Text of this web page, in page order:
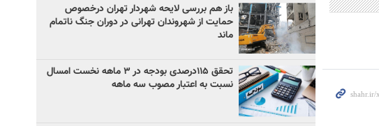
باز هم بررسی لایحه شهردار تهران درخصوص
حمایت از شهروندان تهرانی در دوران جنگ ناتمام
ماند
تحقق ۱۱۵درصدی بودجه در ۳ ماهه نخست امسال
نسبت به اعتبار مصوب سه ماهه